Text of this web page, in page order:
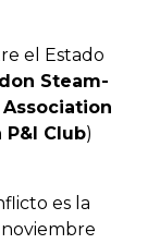
el Estado
Steam-
Club)
es la